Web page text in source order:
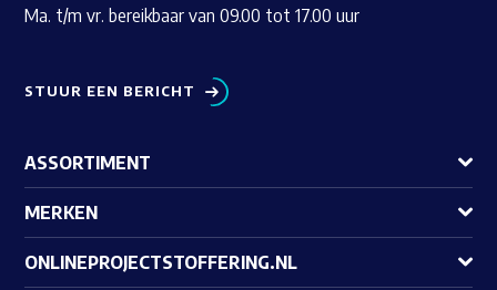
Ma. t/m vr. bereikbaar van 09.00 tot 17.00 uur
STUUR EEN BERICHT
ASSORTIMENT
MERKEN
ONLINEPROJECTSTOFFERING.NL